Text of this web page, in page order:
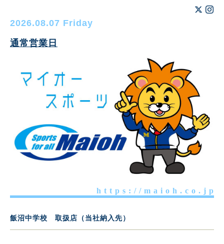
2026.08.07 Friday
通常営業日
h t t p s : / / m a i o h . c o . j p
飯沼中学校 取扱店（当社納入先）